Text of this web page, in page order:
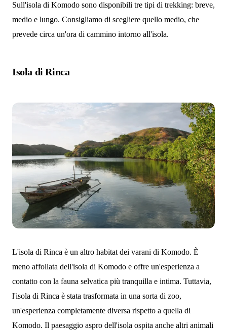
Sull'isola di Komodo sono disponibili tre tipi di trekking: breve,
medio e lungo. Consigliamo di scegliere quello medio, che
prevede circa un'ora di cammino intorno all'isola.
Isola di Rinca
L'isola di Rinca è un altro habitat dei varani di Komodo. È
meno affollata dell'isola di Komodo e offre un'esperienza a
contatto con la fauna selvatica più tranquilla e intima. Tuttavia,
l'isola di Rinca è stata trasformata in una sorta di zoo,
un'esperienza completamente diversa rispetto a quella di
Komodo. Il paesaggio aspro dell'isola ospita anche altri animali